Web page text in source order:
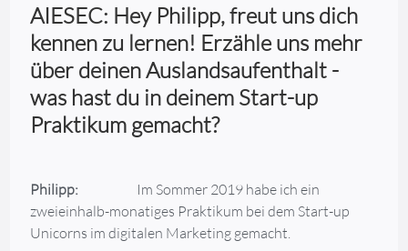
AIESEC: Hey Philipp, freut uns dich
kennen zu lernen! Erzähle uns mehr
über deinen Auslandsaufenthalt -
was hast du in deinem Start-up
Praktikum gemacht?
Philipp:
Im Sommer 2019 habe ich ein
zweieinhalb-monatiges Praktikum bei dem Start-up
Unicorns im digitalen Marketing gemacht.